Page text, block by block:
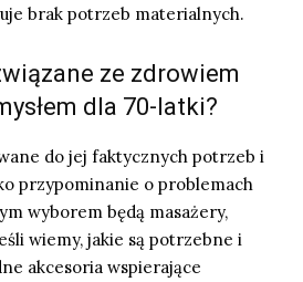
brak potrzeb materialnych.
ze zdrowiem
dla 70-latki?
do jej faktycznych potrzeb i
przypominanie o problemach
wyborem będą masażery,
wiemy, jakie są potrzebne i
akcesoria wspierające